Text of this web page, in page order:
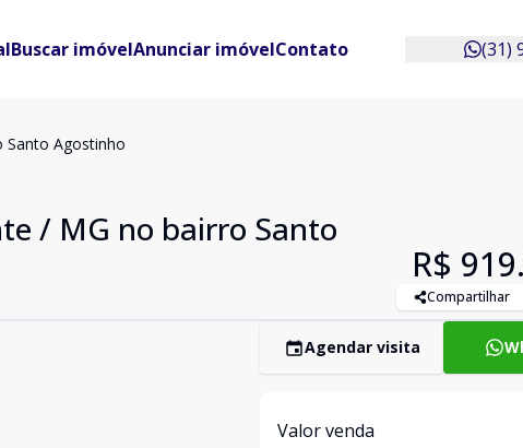
Buscar imóvelAnunciar imóvelContato (31)
Santo Agostinho
/ MG no bairro Santo
R$
Compartilhar
Agendar visita
Valor venda